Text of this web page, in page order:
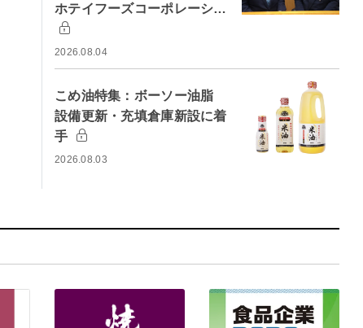
ホテイフーズコーポレーシ…
2026.08.04
こめ油特集：ボーソー油脂
設備更新・充填倉庫新設に着
手
2026.08.03